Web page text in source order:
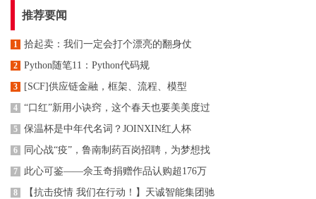
推荐要闻
1 拾起卖：我们一定会打个漂亮的翻身仗
2 Python随笔11：Python代码规
3 [SCF]供应链金融，框架、流程、模型
4 “口红”新用小诀窍，这个春天也要美美度过
5 保温杯是中年代名词？JOINXIN红人杯
6 同心战“疫”，鲁南制药百岗招聘，为梦想找
7 此心可鉴——佘玉奇捐赠作品认购超176万
8 【抗击疫情 我们在行动！】天诚智能集团驰